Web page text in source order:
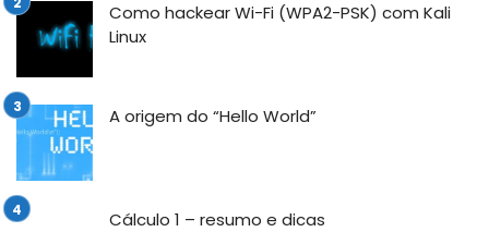
Como hackear Wi-Fi (WPA2-PSK) com Kali
Linux
A origem do “Hello World”
Cálculo 1 – resumo e dicas